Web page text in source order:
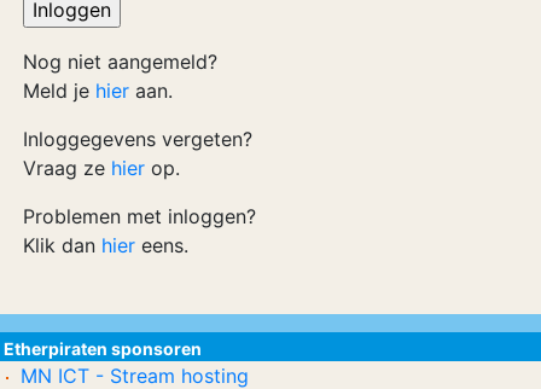
Nog niet aangemeld?
Meld je hier aan.
Inloggegevens vergeten?
Vraag ze hier op.
Problemen met inloggen?
Klik dan hier eens.
Etherpiraten sponsoren
MN ICT - Stream hosting